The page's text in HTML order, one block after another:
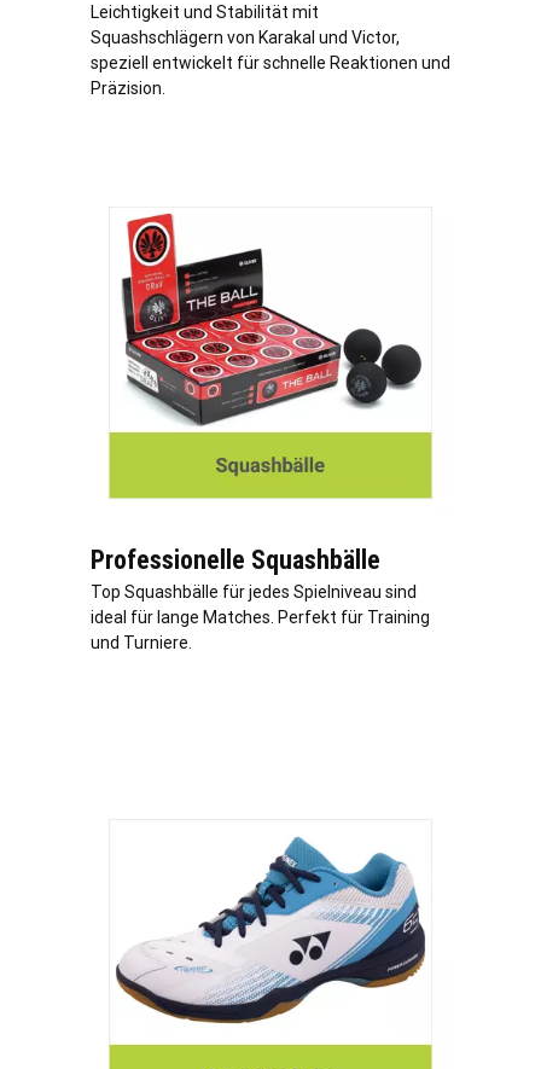
Leichtigkeit und Stabilität mit
Squashschlägern von Karakal und Victor,
speziell entwickelt für schnelle Reaktionen und
Präzision.
Professionelle Squashbälle
Top Squashbälle für jedes Spielniveau sind
ideal für lange Matches. Perfekt für Training
und Turniere.